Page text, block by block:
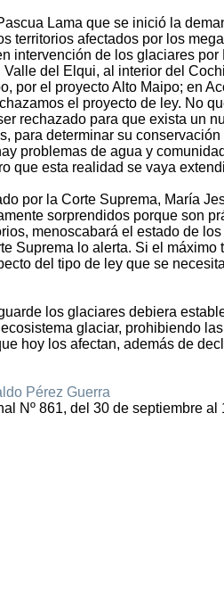
Lama que se inició la
territorios afectados por los
intervención de los glaciares
del Elqui, al interior del
por el proyecto Alto Maipo; en
el proyecto de ley. No
rechazado para que exista un
para determinar su
problemas de agua y
que esta realidad se vaya
por la Corte Suprema, María
sorprendidos porque son
menoscabará el estado de
Suprema lo alerta. Si el
del tipo de ley que se
los glaciares debiera
glaciar, prohibiendo
hoy los afectan, además de
Pérez Guerra
Nº 861, del 30 de septiembre al